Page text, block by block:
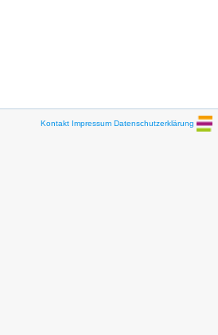
Kontakt Impressum Datenschutzerklärung